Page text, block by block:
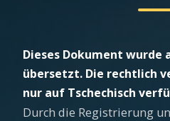
Dieses Dokument wurde
übersetzt. Die rechtlich
nur auf Tschechisch
Durch die Registrierung